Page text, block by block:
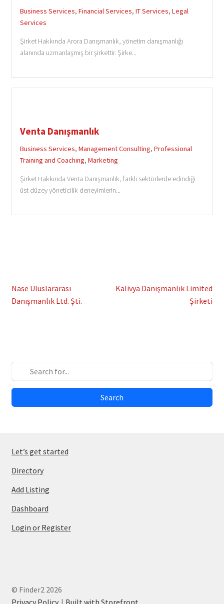
Business Services, Financial Services, IT Services, Legal
Services
Şirket Hakkında Arora Danışmanlık, yönetim danışmanlığı
alanında uzmanlaşmış bir şirkettir. Şirke...
Venta Danışmanlık
Business Services, Management Consulting, Professional
Training and Coaching, Marketing
Şirket Hakkında Venta Danışmanlık, farklı sektörlerde edindiği
üst düzey yöneticilik deneyimlerin...
Post
navigation
Previous
post:
Nase Uluslararası
Danışmanlık Ltd. Şti.
Next
Kalivya Danışmanlık Limited
Şirketi
Search
Let’s get started
Directory
Add Listing
Dashboard
Login or Register
© Finder2 2026